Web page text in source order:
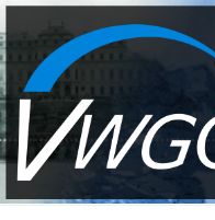
Zum
Inhalt
springen